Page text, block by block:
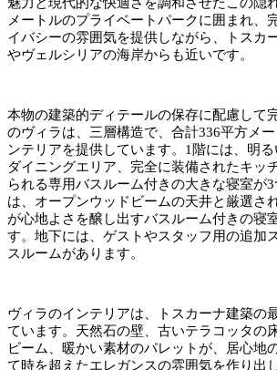
メートルのプライベートパークに囲まれ、
イバシーの雰囲気を提供しながら、トスカ
やヴェルシリアの海岸からも近いです。
本物の建築的ディテールの保存に配慮して
のヴィラは、三層構造で、合計336平方メ
ンテリアを提供しています。1階には、明る
ダイニングエリア、完全に装備されたキッ
られる専用バスルーム付きの大きな寝室が
は、オープンウッドビームの天井と厳選さ
が心地よさを醸し出すバスルーム付きの寝
す。地下には、ゲストやスタッフ用の追加
スルームがあります。
ヴィラのインテリアは、トスカーナ建築の
ています。天然石の壁、古いテラコッタの
ビーム、暖かい素材のパレットが、居心地
て時を超えたエレガンスの雰囲気を作り出